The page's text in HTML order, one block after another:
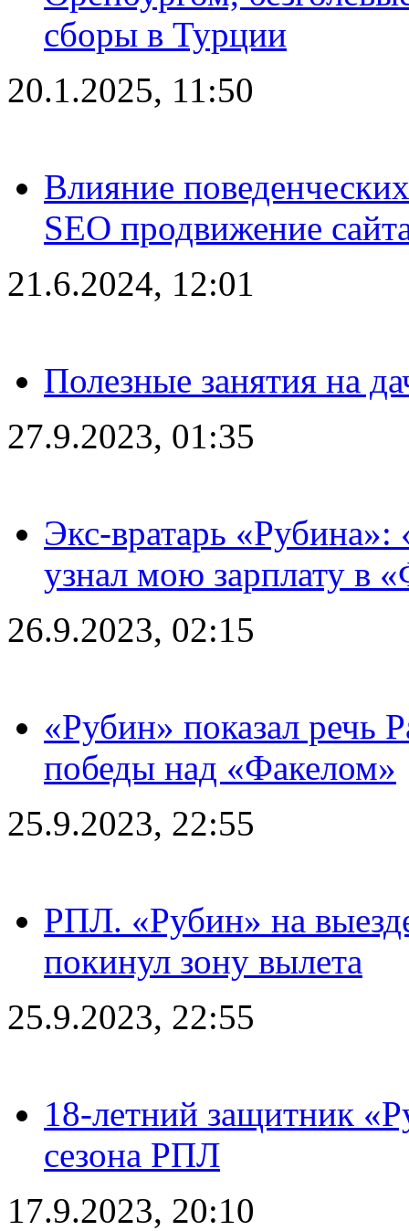
сборы в Турции
20.1.2025, 11:50
Влияние
SEO продвижение
21.6.2024, 12:01
Полезные занятия на
27.9.2023, 01:35
Экс-вратарь «Рубина»:
узнал мою зарплату в
26.9.2023, 02:15
«Рубин» показал речь
победы над «Факелом»
25.9.2023, 22:55
РПЛ. «Рубин» на
покинул зону вылета
25.9.2023, 22:55
18-летний защитник
сезона РПЛ
17.9.2023, 20:10